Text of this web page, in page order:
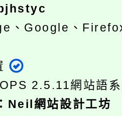
、Google、
2.5.11網站語
： Neil網站設計工坊